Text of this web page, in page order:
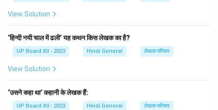
View Solution
‘हिन्दी नयी चाल में ढली’ यह कथन किस लेखक का है?
UP Board XII - 2023 Hindi General लेखक-परिचय
View Solution
‘उसने कहा था’ कहानी के लेखक हैं:
UP Board XII - 2023 Hindi General लेखक-परिचय